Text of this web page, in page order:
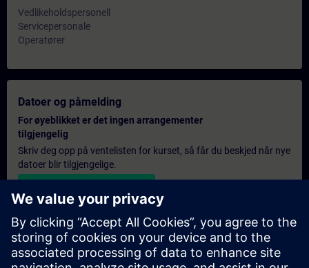
Vedlikeholdspersonell
Servicepersonale
Operatører
Datoer og påmelding
For øyeblikket er det ingen arrangementer
tilgjengelig
Skriv deg opp på ventelisten for kurset, så får du beskjed når nye
datoer blir tilgjengelige.
Personlig tilbud
Hvis du trenger et standard pristilbud for denne opplæringen,